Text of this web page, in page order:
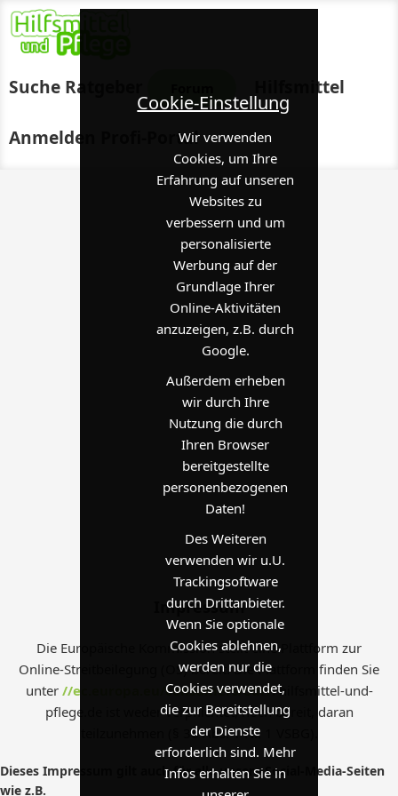
Cookie-Einstellung
Wir verwenden
Cookies, um Ihre
Erfahrung auf unseren
Websites zu
verbessern und um
personalisierte
Werbung auf der
Grundlage Ihrer
Online-Aktivitäten
anzuzeigen, z.B. durch
Google.
Außerdem erheben
wir durch Ihre
Nutzung die durch
Ihren Browser
bereitgestellte
personenbezogenen
Daten!
Des Weiteren
verwenden wir u.U.
Trackingsoftware
durch Drittanbieter.
Wenn Sie optionale
Cookies ablehnen,
werden nur die
Cookies verwendet,
die zur Bereitstellung
der Dienste
erforderlich sind. Mehr
Infos erhalten Sie in
Suche Ratgeber Hilfsmittel
Anmelden Profi-Portal
Impressum
Die Europäische Kommission stellt eine Plattform zur
Online-Streitbeilegung (OS) bereit. Die Plattform finden Sie
unter //ec.europa.eu/consumers/odr/! hilfsmittel-und-
pflege.de ist weder verpflichtet, noch bereit, daran
teilzunehmen (§ 36 Abs. 1 Nr. 1 VSBG).
Dieses Impressum gilt auch für alle unsere Social-Media-Seiten
wie z.B.